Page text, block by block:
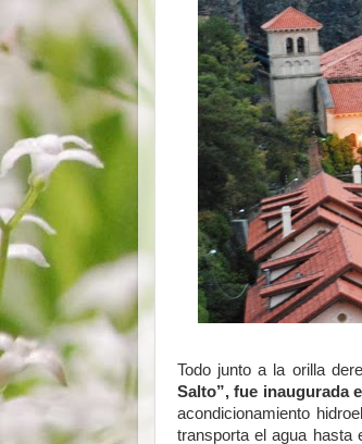
Todo junto a la orilla
Salto”, fue inaugurada
acondicionamiento
transporta el agua hasta